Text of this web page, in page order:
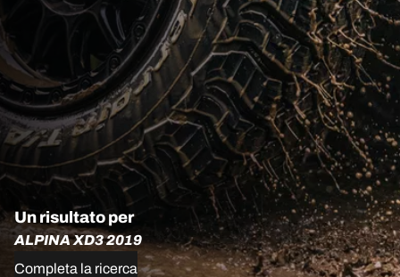
Un risultato per
ALPINA XD3 2019
Completa la ricerca